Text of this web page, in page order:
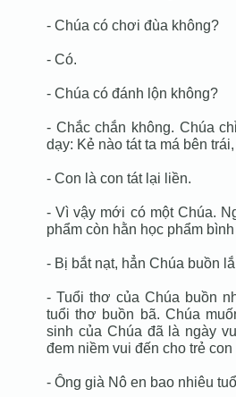
- Chúa có chơi đùa không?
- Có.
- Chúa có đánh lộn không?
- Chắc chắn không. Chúa
dạy: Kẻ nào tát ta má bên
- Con là con tát lại liền.
- Vì vậy mới có một Chúa.
phẩm còn hằn học phẩm
- Bị bắt nạt, hẳn Chúa buồn
- Tuổi thơ của Chúa buồn
tuổi thơ buồn bã. Chúa
sinh của Chúa đã là ngày
đem niềm vui đến cho trẻ
- Ông già Nô en bao nhiêu